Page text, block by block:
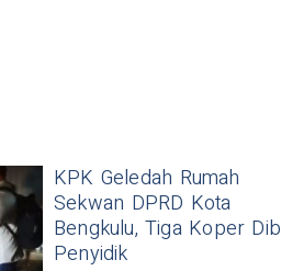
KPK Geledah Rumah
Sekwan DPRD Kota
Bengkulu, Tiga Koper
Penyidik